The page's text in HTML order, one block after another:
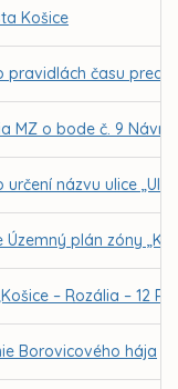
Košice
pravidlách času
MZ o bode č. 9
názvu ulice
plán zóny
– Rozália – 12
Borovicového hája